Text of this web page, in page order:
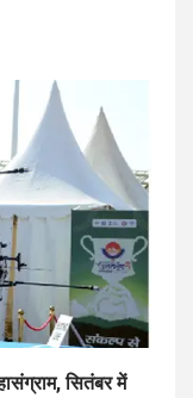
सितंबर में